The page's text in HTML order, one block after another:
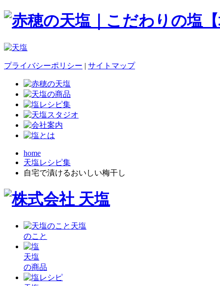
プライバシーポリシー | サイトマップ
home
天塩レシピ集
自宅で漬けるおいしい梅干し
天塩
のこと
天塩
の商品